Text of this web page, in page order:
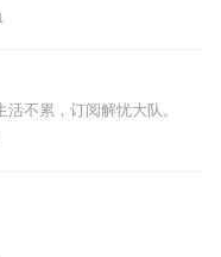
不累，订阅解忧大队。